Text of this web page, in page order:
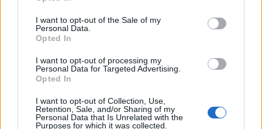
use your data for below specified purposes in below Google
consent section.
I want to opt-out of the Sale of my
Personal Data.
Opted In
I want to opt-out of processing my
Personal Data for Targeted Advertising.
Opted In
I want to opt-out of Collection, Use,
Retention, Sale, and/or Sharing of my
Personal Data that Is Unrelated with the
Purposes for which it was collected.
పొదలు వరుసలు ఆధిపత్యం చెలాయిస్తున్నాయి, వాటి
ప్రకాశవంతమైన ఆకుపచ్చ ఆకులు సూర్యకాంతి యొక్క
మృదువైన స్పర్శ కింద మెరుస్తున్నాయి. ప్రతి మొక్క పండిన,
రూబీ-ఎరుపు బెర్రీల సమూహాలతో అలంకరించబడి ఉంటుంది,
వాటి సున్నితమైన తొక్కలు ఉదయపు మంచుతో తడిగా
ఉన్నట్లుగా మెరుస్తున్నాయి. ఈ దృశ్యం సమృద్ధి మరియు
జీవశక్తిని కలిగి ఉంటుంది, ఈ పొలం వృద్ధి చెందడానికి
నిర్వహణకు నిదర్శనం. పొదలు మందంగా మరియు సమానంగా
పెరుగుతాయి, వాటి క్రమబద్ధమైన అమరిక సహజ పెరుగుదల